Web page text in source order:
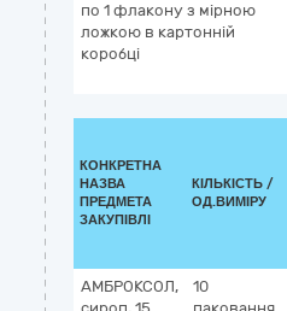
по 1 флакону з мірною
ложкою в картонній
коробці
КОНКРЕТНА
НАЗВА
ПРЕДМЕТА
ЗАКУПІВЛІ
КІЛЬКІСТЬ /
ОД.ВИМІРУ
АМБРОКСОЛ,
10